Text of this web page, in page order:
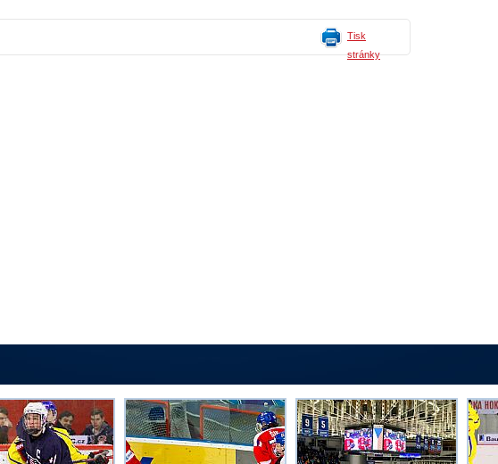
Tisk
stránky